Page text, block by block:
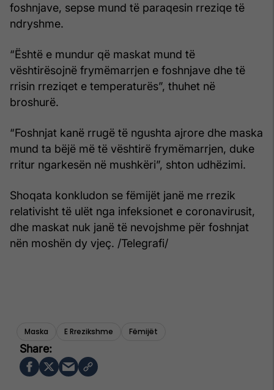
foshnjave, sepse mund të paraqesin rreziqe të
ndryshme.
“Është e mundur që maskat mund të
vështirësojnë frymëmarrjen e foshnjave dhe të
rrisin rreziqet e temperaturës”, thuhet në
broshurë.
“Foshnjat kanë rrugë të ngushta ajrore dhe maska
mund ta bëjë më të vështirë frymëmarrjen, duke
rritur ngarkesën në mushkëri”, shton udhëzimi.
Shoqata konkludon se fëmijët janë me rrezik
relativisht të ulët nga infeksionet e coronavirusit,
dhe maskat nuk janë të nevojshme për foshnjat
nën moshën dy vjeç. /Telegrafi/
Maska E Rrezikshme Fëmijët